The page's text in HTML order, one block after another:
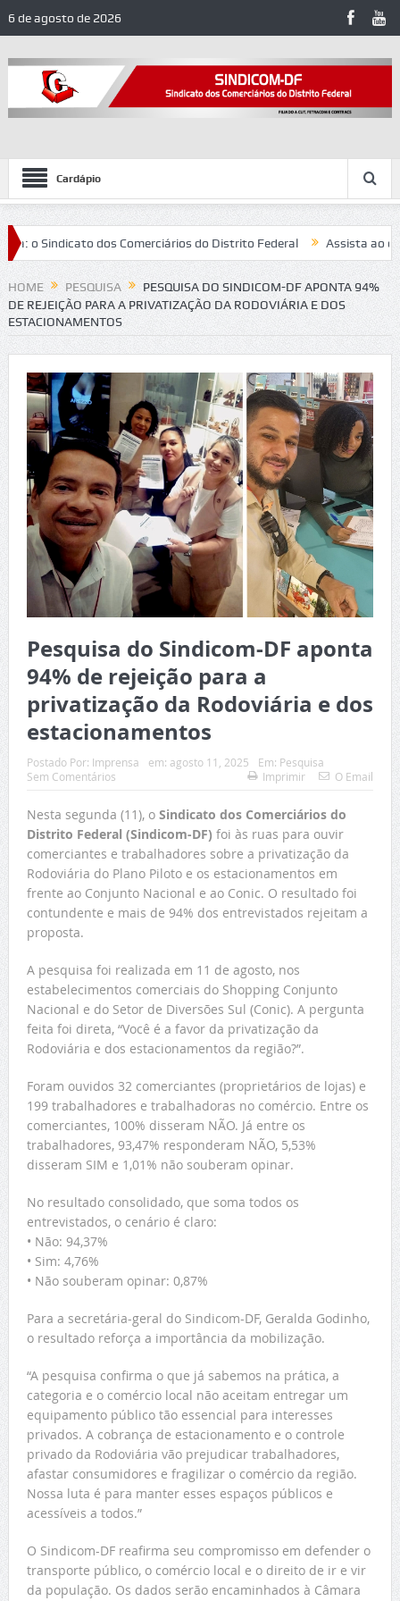
6 de agosto de 2026
Cardápio
Sindicato dos Comerciários do Distrito Federal Assista ao
combate ao assédio eleitoral no trabalho
HOME PESQUISA
PESQUISA DO SINDICOM-DF APONTA 94%
DE REJEIÇÃO PARA A PRIVATIZAÇÃO DA RODOVIÁRIA E DOS
ESTACIONAMENTOS
Pesquisa do Sindicom-DF aponta
94% de rejeição para a
privatização da Rodoviária e dos
estacionamentos
Postado Por: Imprensa em: agosto 11, 2025 Em: Pesquisa
Sem Comentários
Imprimir O Email
Nesta segunda (11), o Sindicato dos Comerciários do
Distrito Federal (Sindicom-DF) foi às ruas para ouvir
comerciantes e trabalhadores sobre a privatização da
Rodoviária do Plano Piloto e os estacionamentos em
frente ao Conjunto Nacional e ao Conic. O resultado foi
contundente e mais de 94% dos entrevistados rejeitam a
proposta.
A pesquisa foi realizada em 11 de agosto, nos
estabelecimentos comerciais do Shopping Conjunto
Nacional e do Setor de Diversões Sul (Conic). A pergunta
feita foi direta, “Você é a favor da privatização da
Rodoviária e dos estacionamentos da região?”.
Foram ouvidos 32 comerciantes (proprietários de lojas) e
199 trabalhadores e trabalhadoras no comércio. Entre os
comerciantes, 100% disseram NÃO. Já entre os
trabalhadores, 93,47% responderam NÃO, 5,53%
disseram SIM e 1,01% não souberam opinar.
No resultado consolidado, que soma todos os
entrevistados, o cenário é claro:
• Não: 94,37%
• Sim: 4,76%
• Não souberam opinar: 0,87%
Para a secretária-geral do Sindicom-DF, Geralda Godinho,
o resultado reforça a importância da mobilização.
“A pesquisa confirma o que já sabemos na prática, a
categoria e o comércio local não aceitam entregar um
equipamento público tão essencial para interesses
privados. A cobrança de estacionamento e o controle
privado da Rodoviária vão prejudicar trabalhadores,
afastar consumidores e fragilizar o comércio da região.
Nossa luta é para manter esses espaços públicos e
acessíveis a todos.”
O Sindicom-DF reafirma seu compromisso em defender o
transporte público, o comércio local e o direito de ir e vir
da população. Os dados serão encaminhados à Câmara